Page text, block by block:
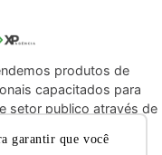
garantir que você
produtos de
capacitados para
setor publico através de
qualidade e com